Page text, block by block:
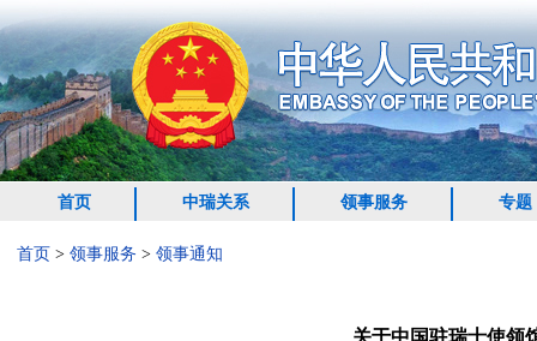
首页 中瑞关系 领事服务 专题
首页 > 领事服务 > 领事通知
关于中国驻瑞士使领